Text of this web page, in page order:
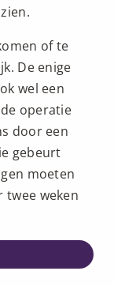
of te
De enige
wel een
operatie
door een
gebeurt
moeten
twee weken